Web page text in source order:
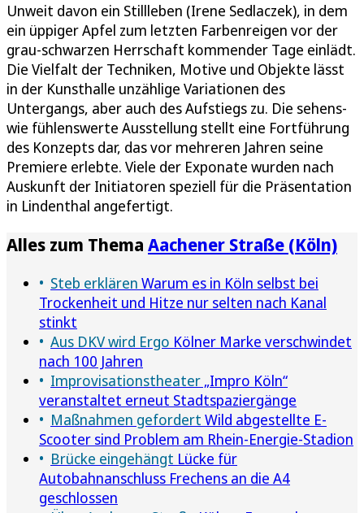
Unweit davon ein Stillleben (Irene Sedlaczek), in dem
ein üppiger Apfel zum letzten Farbenreigen vor der
grau-schwarzen Herrschaft kommender Tage einlädt.
Die Vielfalt der Techniken, Motive und Objekte lässt
in der Kunsthalle unzählige Variationen des
Untergangs, aber auch des Aufstiegs zu. Die sehens-
wie fühlenswerte Ausstellung stellt eine Fortführung
des Konzepts dar, das vor mehreren Jahren seine
Premiere erlebte. Viele der Exponate wurden nach
Auskunft der Initiatoren speziell für die Präsentation
in Lindenthal angefertigt.
Alles zum Thema Aachener Straße (Köln)
Steb erklären Warum es in Köln selbst bei
Trockenheit und Hitze nur selten nach Kanal
stinkt
Aus DKV wird Ergo Kölner Marke verschwindet
nach 100 Jahren
Improvisationstheater „Impro Köln“
veranstaltet erneut Stadtspaziergänge
Maßnahmen gefordert Wild abgestellte E-
Scooter sind Problem am Rhein-Energie-Stadion
Brücke eingehängt Lücke für
Autobahnanschluss Frechens an die A4
geschlossen